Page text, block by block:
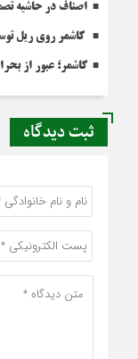
اصناف در حاشیه
کاشمر روی ریل
کاشمر؛ عبور از
ثبت دیدگاه